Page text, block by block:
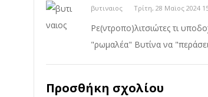
βυτιναιος Τρίτη, 28 Μαϊος 2024
Ρε(ντροπο)λιτσιώτες τι
"ρωμαλέα" Βυτίνα να
Προσθήκη σχολίου